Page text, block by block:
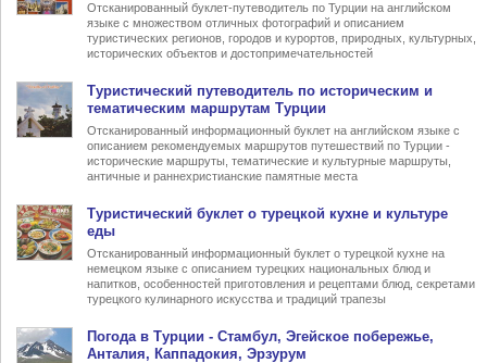
Отсканированный буклет-путеводитель по Турции на английском
языке с множеством отличных фотографий и описанием
туристических регионов, городов и курортов, природных, культурных,
исторических объектов и достопримечательностей
Туристический путеводитель по историческим и
тематическим маршрутам Турции
Отсканированный информационный буклет на английском языке с
описанием рекомендуемых маршрутов путешествий по Турции -
исторические маршруты, тематические и культурные маршруты,
античные и раннехристианские памятные места
Туристический буклет о турецкой кухнеи культуре
еды
Отсканированный информационный буклет о турецкой кухне на
немецком языке с описанием турецких национальных блюд и
напитков, особенностей приготовления и рецептами блюд, секретами
турецкого кулинарного искусства и традиций трапезы
Погода в Турции - Стамбул, Эгейское побережье,
Анталия, Каппадокия, Эрзурум